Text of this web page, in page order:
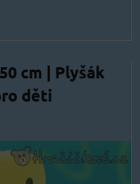
cm | Plyšák
děti